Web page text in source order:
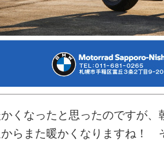
くなったと思ったのですが、
らまた暖かくなりますね！